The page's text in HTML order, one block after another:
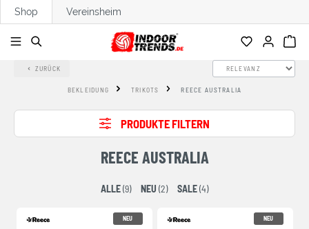
springen
Shop Vereinsheim
ZURÜCK
BEKLEIDUNG TRIKOTS REECE AUSTRALIA
PRODUKTE FILTERN
REECE AUSTRALIA
ALLE(9) NEU (2) SALE(4)
NEU NEU